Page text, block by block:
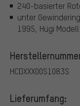
240-basierter
unter
1995, Hügi
HCDXXX00S1083S
Lieferumfang: